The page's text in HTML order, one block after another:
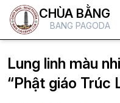
CHÙA BẰNG
BANG PAGODA
Lung linh màu
“Phật giáo Trúc